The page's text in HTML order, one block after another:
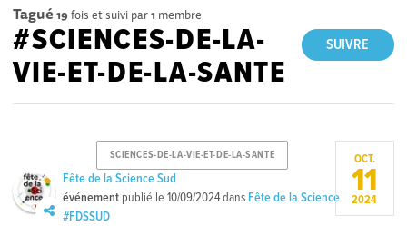
Tagué 19 fois et suivi par1 membre
SUIVRE
#SCIENCES-DE-LA-
VIE-ET-DE-LA-SANTE
SCIENCES-DE-LA-VIE-ET-DE-LA-SANTE
Fête de la Science Sud
événement publié le10/09/2024dans Fête de la Science
#FDSSUD
OCT.
11
2024